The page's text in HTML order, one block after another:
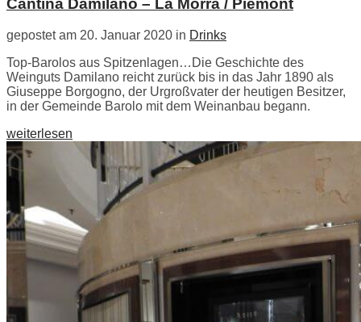
Cantina Damilano – La Morra / Piemont
gepostet am 20. Januar 2020 in Drinks
Top-Barolos aus Spitzenlagen…Die Geschichte des
Weinguts Damilano reicht zurück bis in das Jahr 1890 als
Giuseppe Borgogno, der Urgroßvater der heutigen Besitzer,
in der Gemeinde Barolo mit dem Weinanbau begann.
weiterlesen